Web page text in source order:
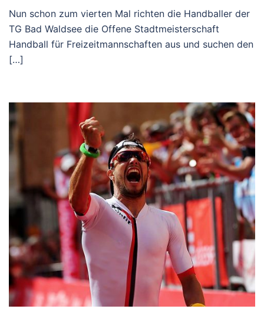
Nun schon zum vierten Mal richten die Handballer der
TG Bad Waldsee die Offene Stadtmeisterschaft
Handball für Freizeitmannschaften aus und suchen den
[…]